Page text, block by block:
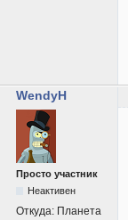
WendyH
Просто участник
Неактивен
Откуда: Планета